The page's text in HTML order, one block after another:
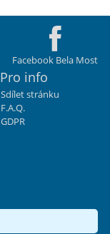
Facebook Bela Most
Pro info
Sdílet stránku
F.A.Q.
GDPR